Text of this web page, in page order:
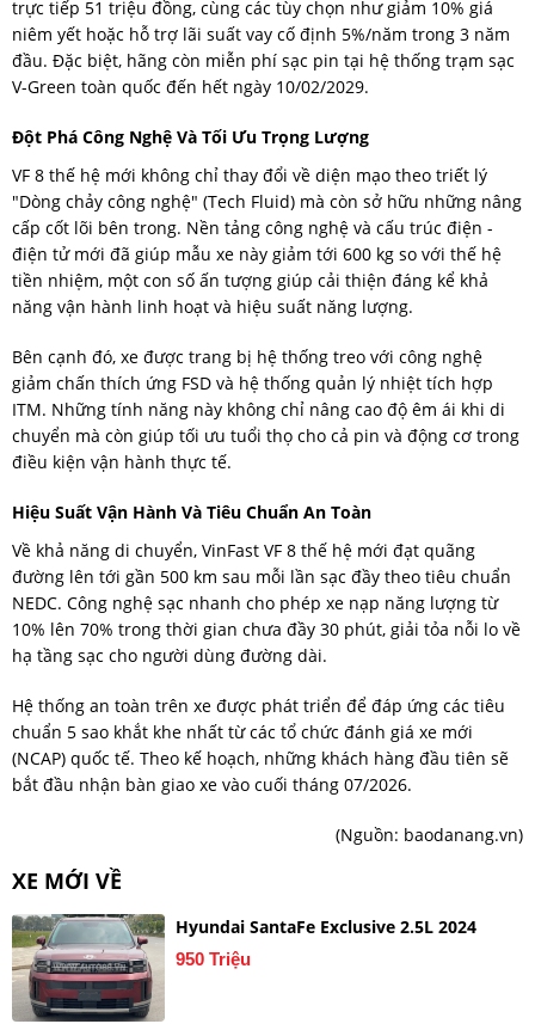
trực tiếp 51 triệu đồng, cùng các tùy chọn như giảm 10% giá
niêm yết hoặc hỗ trợ lãi suất vay cố định 5%/năm trong 3 năm
đầu. Đặc biệt, hãng còn miễn phí sạc pin tại hệ thống trạm sạc
V-Green toàn quốc đến hết ngày 10/02/2029.
Đột Phá Công Nghệ Và Tối Ưu Trọng Lượng
VF 8 thế hệ mới không chỉ thay đổi về diện mạo theo triết lý
"Dòng chảy công nghệ" (Tech Fluid) mà còn sở hữu những nâng
cấp cốt lõi bên trong. Nền tảng công nghệ và cấu trúc điện -
điện tử mới đã giúp mẫu xe này giảm tới 600 kg so với thế hệ
tiền nhiệm, một con số ấn tượng giúp cải thiện đáng kể khả
năng vận hành linh hoạt và hiệu suất năng lượng.
Bên cạnh đó, xe được trang bị hệ thống treo với công nghệ
giảm chấn thích ứng FSD và hệ thống quản lý nhiệt tích hợp
ITM. Những tính năng này không chỉ nâng cao độ êm ái khi di
chuyển mà còn giúp tối ưu tuổi thọ cho cả pin và động cơ trong
điều kiện vận hành thực tế.
Hiệu Suất Vận Hành Và Tiêu Chuẩn An Toàn
Về khả năng di chuyển, VinFast VF 8 thế hệ mới đạt quãng
đường lên tới gần 500 km sau mỗi lần sạc đầy theo tiêu chuẩn
NEDC. Công nghệ sạc nhanh cho phép xe nạp năng lượng từ
10% lên 70% trong thời gian chưa đầy 30 phút, giải tỏa nỗi lo về
hạ tầng sạc cho người dùng đường dài.
Hệ thống an toàn trên xe được phát triển để đáp ứng các tiêu
chuẩn 5 sao khắt khe nhất từ các tổ chức đánh giá xe mới
(NCAP) quốc tế. Theo kế hoạch, những khách hàng đầu tiên sẽ
bắt đầu nhận bàn giao xe vào cuối tháng 07/2026.
(Nguồn: baodanang.vn)
XE MỚI VỀ
Hyundai SantaFe Exclusive 2.5L 2024
950 Triệu